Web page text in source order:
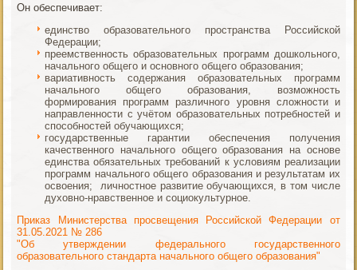
Он обеспечивает:
единство образовательного пространства Российской
Федерации;
преемственность образовательных программ дошкольного,
начального общего и основного общего образования;
вариативность содержания образовательных программ
начального общего образования, возможность
формирования программ различного уровня сложности и
направленности с учётом образовательных потребностей и
способностей обучающихся;
государственные гарантии обеспечения получения
качественного начального общего образования на основе
единства обязательных требований к условиям реализации
программ начального общего образования и результатам их
освоения; личностное развитие обучающихся, в том числе
духовно-нравственное и социокультурное.
Приказ Министерства просвещения Российской Федерации от
31.05.2021 № 286
"Об утверждении федерального государственного
образовательного стандарта начального общего образования"